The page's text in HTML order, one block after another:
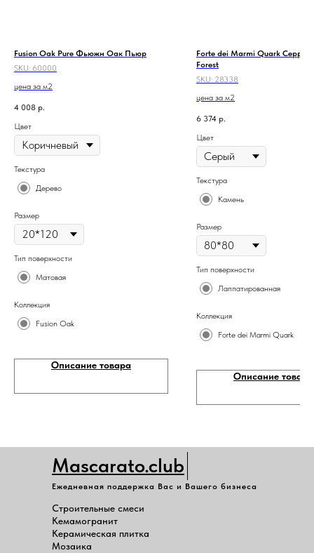
Fusion Oak Pure Фьюжн Оак Пьюр
SKU: 60000
цена за м2
4 008 р.
Цвет
Текстура
Дерево
Размер
Тип поверхности
Матовая
Коллекция
Fusion Oak
Описание товара
Forte dei Marmi Quark Ceppo
Forest
SKU: 28338
цена за м2
6 374 р.
Цвет
Текстура
Камень
Размер
Тип поверхности
Лаппатированная
Коллекция
Forte dei Marmi Quark
Описание товара
Ежедневная поддержка Вас и Вашего бизнеса
Mascarato.club
Строительные смеси
Кемамогранит
Керамическая плитка
Мозаика